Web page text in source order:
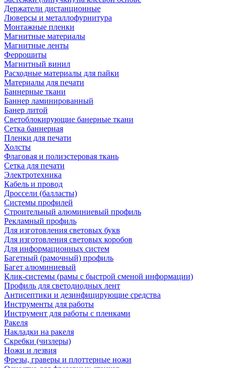
Держатели дистанционные
Люверсы и металлофурнитура
Монтажные пленки
Магнитные материалы
Магнитные ленты
Феррошиты
Магнитный винил
Расходные материалы для пайки
Материалы для печати
Баннерные ткани
Баннер ламинированный
Банер литой
Светоблокирующие банерные ткани
Сетка баннерная
Пленки для печати
Холсты
Флаговая и полиэстеровая ткань
Сетка для печати
Электротехника
Кабель и провод
Дроссели (балласты)
Системы профилей
Строительный алюминиевый профиль
Рекламный профиль
Для изготовления световых букв
Для изготовления световых коробов
Для информационных систем
Багетный (рамочный) профиль
Багет алюминиевый
Клик-системы (рамы с быстрой сменой информации)
Профиль для светодиодных лент
Антисептики и дезинфицирующие средства
Инструменты для работы
Инструмент для работы с пленками
Ракеля
Накладки на ракеля
Скребки (чизлеры)
Ножи и лезвия
Фрезы, граверы и плоттерные ножи